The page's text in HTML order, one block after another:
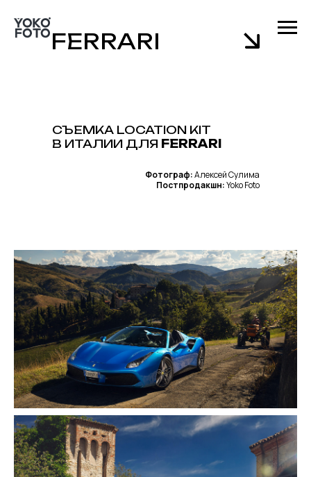
FERRARI
СЪЕМКА LOCATION KIT
В ИТАЛИИ ДЛЯ FERRARI
Фотограф:Алексей Сулима
Постпродакшн:Yoko Foto